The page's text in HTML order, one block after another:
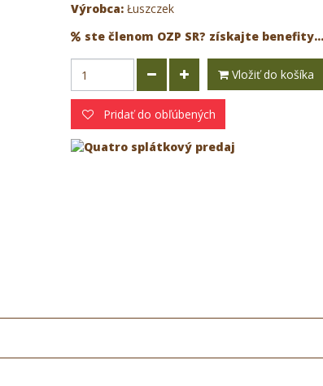
Výrobca: Łuszczek
ste členom OZP SR? získajte benefity...
Vložiť do košíka
Pridať do obľúbených